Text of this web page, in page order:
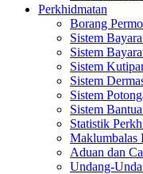
Perkhidmatan
Borang
Sistem
Sistem
Sistem
Sistem
Sistem
Sistem
Statistik
Maklumbalas
Aduan dan
Undang-